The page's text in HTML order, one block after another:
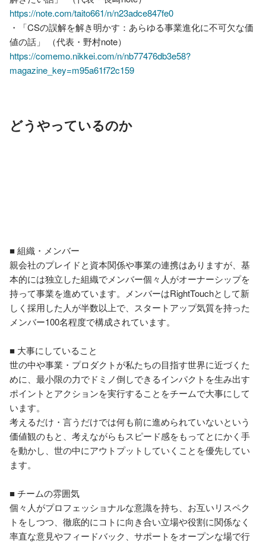
https://note.com/taito661/n/n23adce847fe0
・「CSの誤解を解き明かす：あらゆる事業進化に不可欠な価
https://comemo.nikkei.com/n/nb77476db3e58?
magazine_key=m95a61f72c159
どうやっているのか
■ 組織・メンバー
親会社のプレイドと資本関係や事業の連携はありますが、基
本的には独立した組織でメンバー個々人がオーナーシップを
持って事業を進めています。メンバーはRightTouchとして新
しく採用した人が半数以上で、スタートアップ気質を持った
メンバー100名程度で構成されています。
■ 大事にしていること
世の中や事業・プロダクトが私たちの目指す世界に近づくた
めに、最小限の力でドミノ倒しできるインパクトを生み出す
ポイントとアクションを実行することをチームで大事にして
います。
考えるだけ・言うだけでは何も前に進められていないという
価値観のもと、考えながらもスピード感をもってとにかく手
を動かし、世の中にアウトプットしていくことを優先してい
ます。
■ チームの雰囲気
個々人がプロフェッショナルな意識を持ち、お互いリスペク
トをしつつ、徹底的にコトに向き合い立場や役割に関係なく
率直な意見やフィードバック、サポートをオープンな場で行